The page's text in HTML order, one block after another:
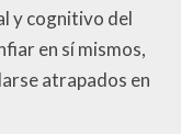
y cognitivo del
en sí mismos,
atrapados en